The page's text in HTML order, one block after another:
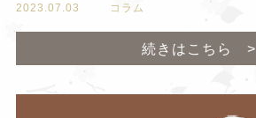
2023.07.03 コラム
続きはこちら >